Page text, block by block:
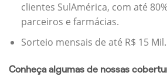
clientes SulAmérica, com até
parceiros e farmácias.
Sorteio mensais de até R$ 15 Mil.
Conheça algumas de nossas